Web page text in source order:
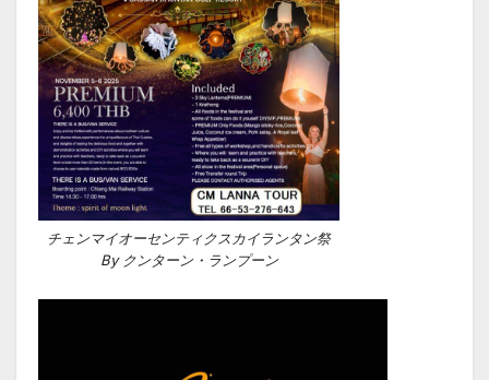
チェンマイオーセンティクスカイランタン祭
By クンターン・ランプーン